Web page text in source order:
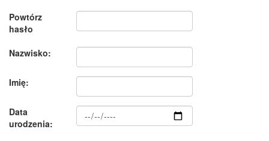
Powtórz
hasło
Nazwisko:
Imię:
Data
urodzenia: